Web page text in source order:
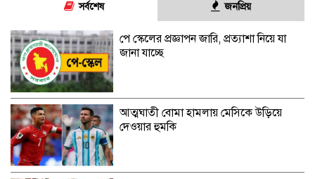
সর্বশেষ জনপ্রিয়
পে স্কেলের প্রজ্ঞাপন জারি, প্রত্যাশা নিয়ে যা
জানা যাচ্ছে
আত্মঘাতী বোমা হামলায় মেসিকে উড়িয়ে
দেওয়ার হুমকি